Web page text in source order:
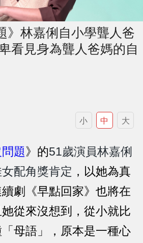
》林嘉俐自小學聾人爸
看見身為聾人爸媽的自
小 中 大
題》的51歲演員林嘉俐
配角獎肯定 ，以她為真
劇《早點回家》也將在
從來沒想到，從小就比
母語」，原本是一種心